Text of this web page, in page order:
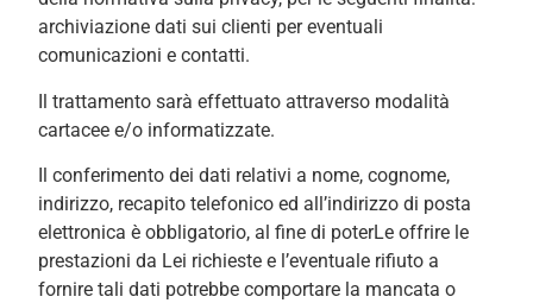
archiviazione dati sui clienti per eventuali
comunicazioni e contatti.
Il trattamento sarà effettuato attraverso modalità
cartacee e/o informatizzate.
Il conferimento dei dati relativi a nome, cognome,
indirizzo, recapito telefonico ed all’indirizzo di posta
elettronica è obbligatorio, al fine di poterLe offrire le
prestazioni da Lei richieste e l’eventuale rifiuto a
fornire tali dati potrebbe comportare la mancata o